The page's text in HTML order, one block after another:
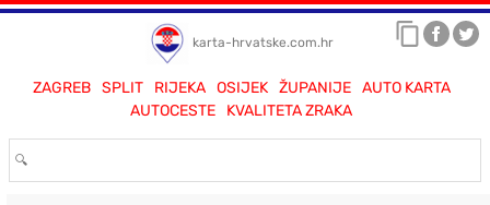
karta-hrvatske.com.hr
ZAGREB SPLIT RIJEKA OSIJEK ŽUPANIJE
AUTO KARTA
AUTOCESTE
KVALITETA ZRAKA